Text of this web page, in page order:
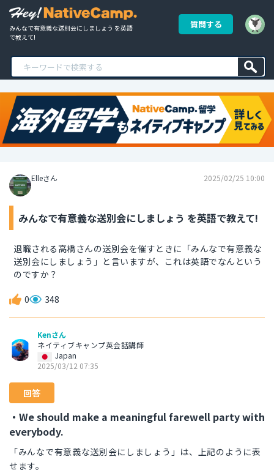
みんなで有意義な送別会にしましょう を英語
で教えて!
質問する
Elleさん 2025/02/25 10:00
みんなで有意義な送別会にしましょう を英語で教えて!
退職される高橋さんの送別会を催すときに「みんなで有意義な
送別会にしましょう」と言いますが、これは英語でなんという
のですか？
0 348
Kenさん
ネイティブキャンプ英会話講師
Japan
2025/03/12 07:35
回答
・We should make a meaningful farewell party with
everybody.
「みんなで有意義な送別会にしましょう」は、上記のように表
せます。